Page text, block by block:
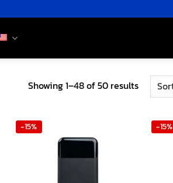
Showing 1–48 of 50 resultsSorted
-15% -15%